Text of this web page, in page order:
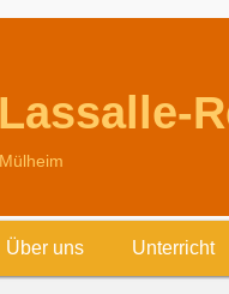
Über uns Unterricht